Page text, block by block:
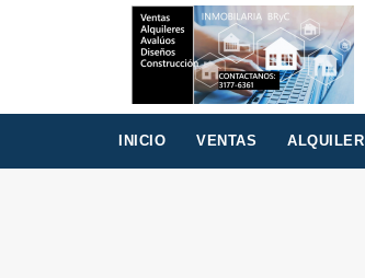
INICIO VENTAS ALQUILER